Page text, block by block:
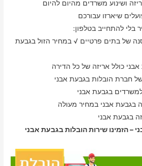
ושינוע משרדים מהיום להיום
שיארזו עבורכם
בלי להתחייב בטלפון:
של בתים פרטיים √ במחיר הזול בגבעת
כולל אריזה של כל הדירה
של חברת הובלות בגבעת אבני
בגבעת אבני
בגבעת אבני במחיר מעולה
בגבעת אבני
– הזמינו שירות הובלות בגבעת אבני